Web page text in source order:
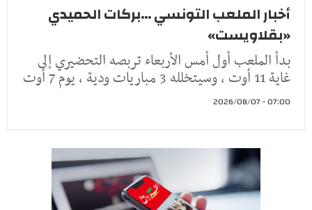
أخبار الملعب التونسي ...بركات الحميدي
«بقلاويست»
بدأ الملعب أول أمس الأربعاء تربصه التحضيري إلى
غاية 11 أوت ، وسيتخلله 3 مباريات ودية ، يوم 7 أوت
07:00 - 2026/08/07